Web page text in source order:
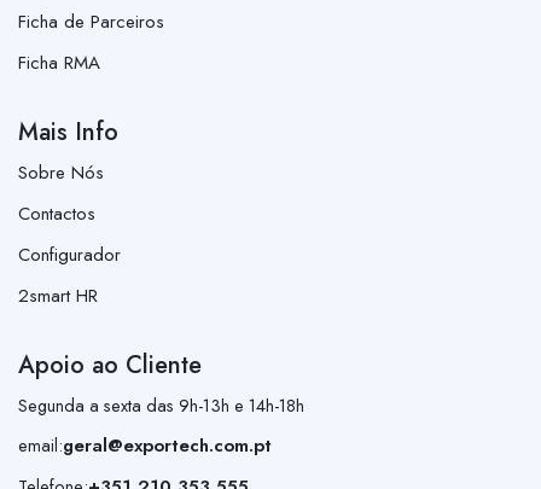
Ficha de Parceiros
Ficha RMA
Mais Info
Sobre Nós
Contactos
Configurador
2smart HR
Apoio ao Cliente
Segunda a sexta das 9h-13h e 14h-18h
email:geral@exportech.com.pt